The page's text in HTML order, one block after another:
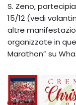
S. Zeno,
15/12 (vedi
altre
organizzate in
Marathon” su